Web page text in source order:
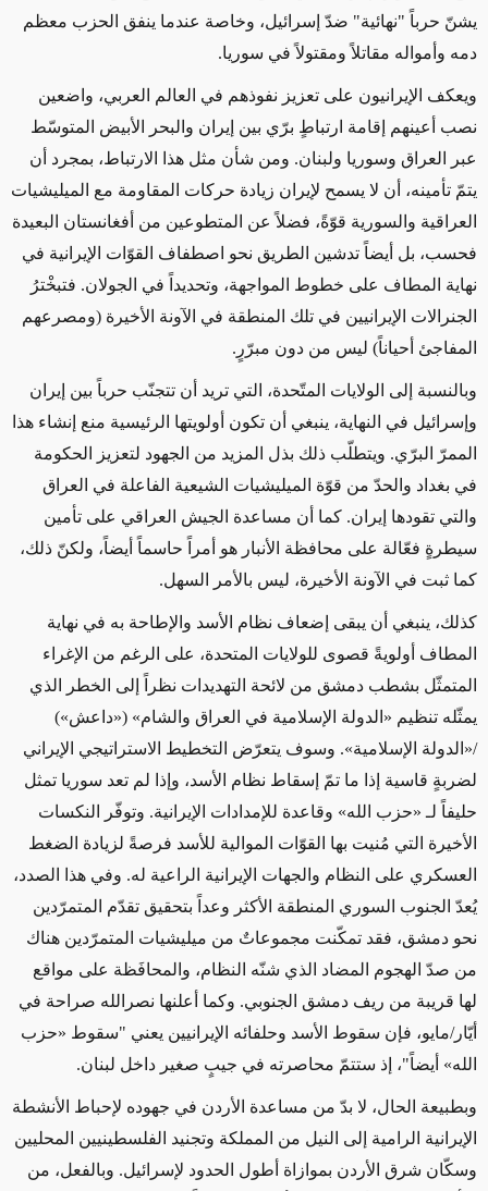
يشنّ حرباً "نهائية" ضدّ إسرائيل، وخاصة عندما ينفق الحزب معظم
دمه وأمواله مقاتلاً ومقتولاً في سوريا.
ويعكف الإيرانيون على تعزيز نفوذهم في العالم العربي، واضعين
نصب أعينهم إقامة ارتباطٍ برّي بين إيران والبحر الأبيض المتوسّط
عبر العراق وسوريا ولبنان. ومن شأن مثل هذا الارتباط، بمجرد أن
يتمّ تأمينه، أن لا يسمح لإيران زيادة حركات المقاومة مع الميليشيات
العراقية والسورية قوّةً، فضلاً عن المتطوعين من أفغانستان البعيدة
فحسب، بل أيضاً تدشين الطريق نحو اصطفاف القوّات الإيرانية في
نهاية المطاف على خطوط المواجهة، وتحديداً في الجولان. فتبخْترُ
الجنرالات الإيرانيين في تلك المنطقة في الآونة الأخيرة (ومصرعهم
المفاجئ أحياناً) ليس من دون مبرّرٍ.
وبالنسبة إلى الولايات المتّحدة، التي تريد أن تتجنّب حرباً بين إيران
وإسرائيل في النهاية، ينبغي أن تكون أولويتها الرئيسية منع إنشاء هذا
الممرّ البرّي. ويتطلّب ذلك بذل المزيد من الجهود لتعزيز الحكومة
في بغداد والحدّ من قوّة الميليشيات الشيعية الفاعلة في العراق
والتي تقودها إيران. كما أن مساعدة الجيش العراقي على تأمين
سيطرةٍ فعّالة على محافظة الأنبار هو أمراً حاسماً أيضاً، ولكنّ ذلك،
كما ثبت في الآونة الأخيرة، ليس بالأمر السهل.
كذلك، ينبغي أن يبقى إضعاف نظام الأسد والإطاحة به في نهاية
المطاف أولويةً قصوى للولايات المتحدة، على الرغم من الإغراء
المتمثّل بشطب دمشق من لائحة التهديدات نظراً إلى الخطر الذي
يمثّله تنظيم «الدولة الإسلامية في العراق والشام» («داعش»)
/«الدولة الإسلامية». وسوف يتعرّض التخطيط الاستراتيجي الإيراني
لضربةٍ قاسية إذا ما تمّ إسقاط نظام الأسد، وإذا لم تعد سوريا تمثل
حليفاً لـ «حزب الله» وقاعدة للإمدادات الإيرانية. وتوفّر النكسات
الأخيرة التي مُنيت بها القوّات الموالية للأسد فرصةً لزيادة الضغط
العسكري على النظام والجهات الإيرانية الراعية له. وفي هذا الصدد،
يُعدّ الجنوب السوري المنطقة الأكثر وعداً بتحقيق تقدّم المتمرّدين
نحو دمشق، فقد تمكّنت مجموعاتٌ من ميليشيات المتمرّدين هناك
من صدّ الهجوم المضاد الذي شنّه النظام، والمحافَظة على مواقع
لها قريبة من ريف دمشق الجنوبي. وكما أعلنها نصرالله صراحة في
أيّار/مايو، فإن سقوط الأسد وحلفائه الإيرانيين يعني "سقوط «حزب
الله» أيضاً"، إذ ستتمّ محاصرته في جيبٍ صغير داخل لبنان.
وبطبيعة الحال، لا بدّ من مساعدة الأردن في جهوده لإحباط الأنشطة
الإيرانية الرامية إلى النيل من المملكة وتجنيد الفلسطينيين المحليين
وسكّان شرق الأردن بموازاة أطول الحدود لإسرائيل. وبالفعل، من